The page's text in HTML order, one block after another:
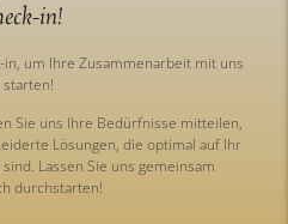
in!
in, um Ihre Zusammenarbeit mit uns
starten!
Sie uns Ihre Bedürfnisse mitteilen,
Lösungen, die optimal auf Ihr
Lassen Sie uns gemeinsam
durchstarten!